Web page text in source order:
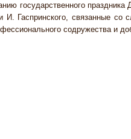
государственного
Гаспринского, связанные
содружества и